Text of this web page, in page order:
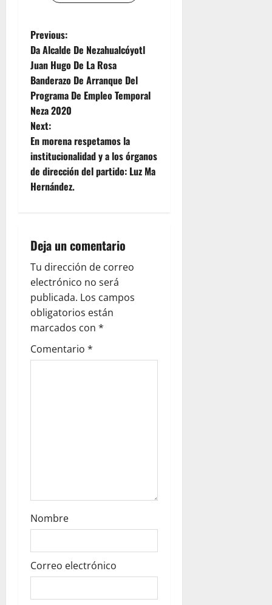
P
o
s
t
n
a
v
g
a
t
i
o
Previous:
Da Alcalde De Nezahualcóyotl
Juan Hugo De La Rosa
Banderazo De Arranque Del
Programa De Empleo Temporal
Neza 2020
Next:
En morena respetamos la
institucionalidad y a los órganos
de dirección del partido: Luz Ma
Hernández.
Deja un comentario
Tu dirección de correo
electrónico no será
publicada. Los campos
obligatorios están
marcados con *
Comentario *
Nombre
Correo electrónico